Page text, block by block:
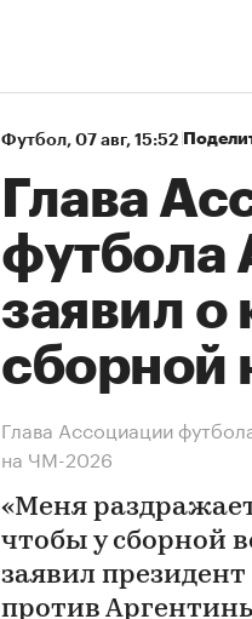
Футбол⁠, 07 авг, 15:52
Глава
футбола
заявил о
сборной
Глава Ассоциации
на ЧМ-2026
«Меня
чтобы у сборной
заявил
против